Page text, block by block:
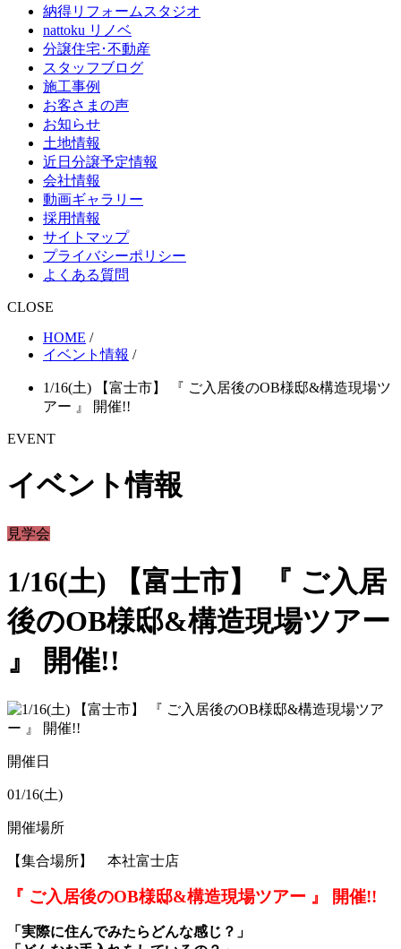
納得リフォームスタジオ
nattoku リノベ
分譲住宅･不動産
スタッフブログ
施工事例
お客さまの声
お知らせ
土地情報
近日分譲予定情報
会社情報
動画ギャラリー
採用情報
サイトマップ
プライバシーポリシー
よくある質問
CLOSE
HOME /
イベント情報 /
1/16(土) 【富士市】 『 ご入居後のOB様邸&構造現場ツ
アー 』 開催!!
EVENT
イベント情報
見学会
1/16(土) 【富士市】 『 ご入居
後のOB様邸&構造現場ツアー
』 開催!!
開催日
01/16(土)
開催場所
【集合場所】 本社富士店
『 ご入居後のOB様邸&構造現場ツアー 』 開催!!
「実際に住んでみたらどんな感じ？」